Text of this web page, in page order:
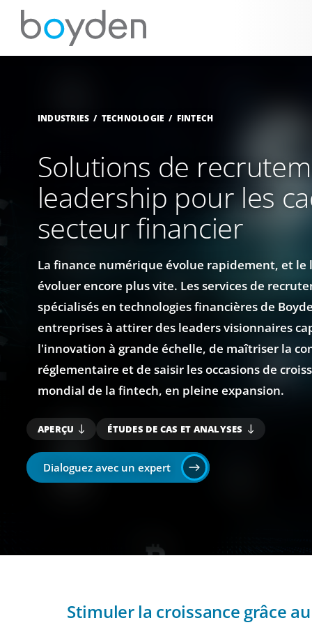
INDUSTRIES TECHNOLOGIE FINTECH
Solutions de
leadership pour les
secteur financier
La finance numérique évolue rapidement, et
évoluer encore plus vite. Les services de
spécialisés en technologies financières de
entreprises à attirer des leaders visionnaires
l'innovation à grande échelle, de maîtriser la
réglementaire et de saisir les occasions de
mondial de la fintech, en pleine expansion.
APERÇU ÉTUDES DE CAS ET ANALYSES
Dialoguez avec un expert
Stimuler la croissance grâce